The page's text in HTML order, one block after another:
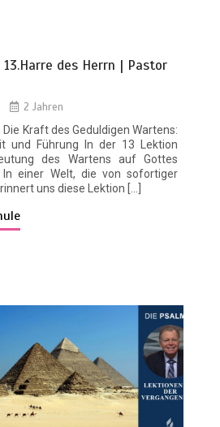
des Herrn | Pastor
2 Jahren
Kraft des Geduldigen Wartens:
und Führung In der 13 Lektion
des Wartens auf Gottes
einer Welt, die von sofortiger
uns diese Lektion […]